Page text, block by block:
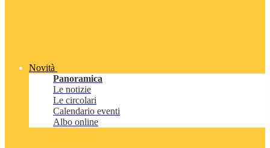
Novità
Panoramica
Le notizie
Le circolari
Calendario eventi
Albo online